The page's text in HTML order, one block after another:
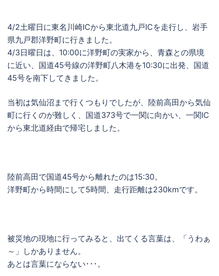
4/2土曜日に東名川崎ICから東北道九戸ICを走行し、岩手
県九戸郡洋野町に行きました。
4/3日曜日は、10:00に洋野町の実家から、青森との県境
に近い、国道45号線の洋野町八木港を10:30に出発、国道
45号を南下してきました。
当初は気仙沼まで行くつもりでしたが、陸前高田から気仙
町に行くのが難しく、国道373号で一関に向かい、一関IC
から東北道経由で帰宅しました。
陸前高田で国道45号から離れたのは15:30。
洋野町から時間にして5時間、走行距離は230kmです。
被災地の現地に行ってみると、出てくる言葉は、「うわぁ
～」しかありません。
あとは言葉にならない･･･。